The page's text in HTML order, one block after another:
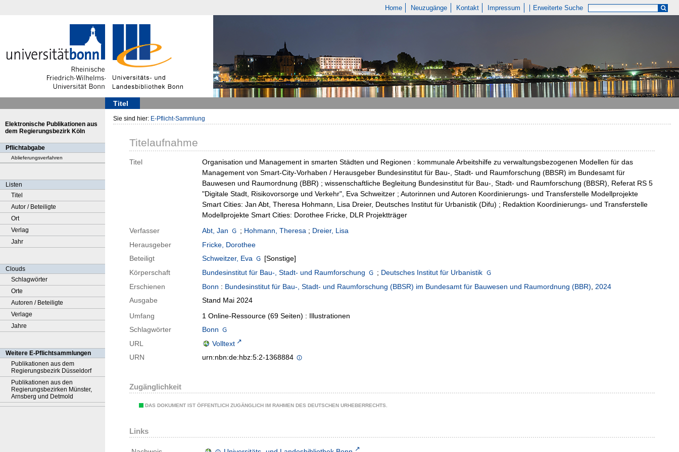
Home Neuzugänge Kontakt Impressum Erweiterte Suche
Titel
Elektronische Publikationen aus
dem Regierungsbezirk Köln
Pflichtabgabe
Ablieferungsverfahren
Listen
Titel
Autor / Beteiligte
Ort
Verlag
Jahr
Clouds
Schlagwörter
Orte
Autoren / Beteiligte
Verlage
Jahre
Weitere E-Pflichtsammlungen
Publikationen aus dem
Regierungsbezirk Düsseldorf
Publikationen aus den
Regierungsbezirken Münster,
Arnsberg und Detmold
Sie sind hier: E-Pflicht-Sammlung
Titelaufnahme
Titel
Organisation und Management in smarten Städten und Regionen : kommunale Arbeitshilfe zu verwaltungsbezogenen Modellen für das
Management von Smart-City-Vorhaben / Herausgeber Bundesinstitut für Bau-, Stadt- und Raumforschung (BBSR) im Bundesamt für
Bauwesen und Raumordnung (BBR) ; wissenschaftliche Begleitung Bundesinstitut für Bau-, Stadt- und Raumforschung (BBSR), Referat RS 5
"Digitale Stadt, Risikovorsorge und Verkehr", Eva Schweitzer ; Autorinnen und Autoren Koordinierungs- und Transferstelle Modellprojekte
Smart Cities: Jan Abt, Theresa Hohmann, Lisa Dreier, Deutsches Institut für Urbanistik (Difu) ; Redaktion Koordinierungs- und Transferstelle
Modellprojekte Smart Cities: Dorothee Fricke, DLR Projektträger
Verfasser
Abt, Jan ; Hohmann, Theresa ; Dreier, Lisa
Herausgeber
Fricke, Dorothee
Beteiligt
Schweitzer, Eva
[Sonstige]
Körperschaft
Bundesinstitut für Bau-, Stadt- und Raumforschung ; Deutsches Institut für Urbanistik
Erschienen
Bonn : Bundesinstitut für Bau-, Stadt- und Raumforschung (BBSR) im Bundesamt für Bauwesen und Raumordnung (BBR), 2024
Ausgabe
Stand Mai 2024
Umfang
1 Online-Ressource (69 Seiten) : Illustrationen
Schlagwörter
Bonn
URL
Volltext
URN
urn:nbn:de:hbz:5:2-1368884
Zugänglichkeit
DAS DOKUMENT IST ÖFFENTLICH ZUGÄNGLICH IM RAHMEN DES DEUTSCHEN URHEBERRECHTS.
Links